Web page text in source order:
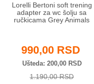
Lorelli Bertoni soft trening
adapter za wc šolju sa
ručkicama Grey Animals
990,00 RSD
Ušteda 200,00 RSD
1.190,00 RSD